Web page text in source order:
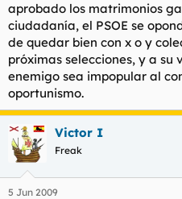
aprobado los matrimonios
ciudadanía, el PSOE se
de quedar bien con x o y
próximas selecciones, y a su
enemigo sea impopular al
oportunismo.
Victor I
Freak
5 Jun 2009